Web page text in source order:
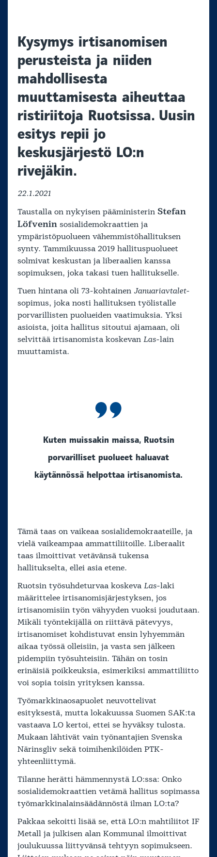
Kysymys irtisanomisen
perusteista ja niiden
mahdollisesta
muuttamisesta aiheuttaa
ristiriitoja Ruotsissa. Uusin
esitys repii jo
keskusjärjestö LO:n
rivejäkin.
22.1.2021
Taustalla on nykyisen pääministerin Stefan
Löfvenin sosialidemokraattien ja
ympäristöpuolueen vähemmistöhallituksen
synty. Tammikuussa 2019 hallituspuolueet
solmivat keskustan ja liberaalien kanssa
sopimuksen, joka takasi tuen hallitukselle.
Tuen hintana oli 73-kohtainen Januariavtalet-
sopimus, joka nosti hallituksen työlistalle
porvarillisten puolueiden vaatimuksia. Yksi
asioista, joita hallitus sitoutui ajamaan, oli
selvittää irtisanomista koskevan Las-lain
muuttamista.
Kuten muissakin maissa, Ruotsin
porvarilliset puolueet haluavat
käytännössä helpottaa irtisanomista.
Tämä taas on vaikeaa sosialidemokraateille, ja
vielä vaikeampaa ammattiliitoille. Liberaalit
taas ilmoittivat vetävänsä tukensa
hallitukselta, ellei asia etene.
Ruotsin työsuhdeturvaa koskeva Las-laki
määrittelee irtisanomisjärjestyksen, jos
irtisanomisiin työn vähyyden vuoksi joudutaan.
Mikäli työntekijällä on riittävä pätevyys,
irtisanomiset kohdistuvat ensin lyhyemmän
aikaa työssä olleisiin, ja vasta sen jälkeen
pidempiin työsuhteisiin. Tähän on tosin
erinäisiä poikkeuksia, esimerkiksi ammattiliitto
voi sopia toisin yrityksen kanssa.
Työmarkkinaosapuolet neuvottelivat
esityksestä, mutta lokakuussa Suomen SAK:ta
vastaava LO kertoi, ettei se hyväksy tulosta.
Mukaan lähtivät vain työnantajien Svenska
Närinsgliv sekä toimihenkilöiden PTK-
yhteenliittymä.
Tilanne herätti hämmennystä LO:ssa: Onko
sosialidemokraattien vetämä hallitus sopimassa
työmarkkinalainsäädännöstä ilman LO:ta?
Pakkaa sekoitti lisää se, että LO:n mahtiliitot IF
Metall ja julkisen alan Kommunal ilmoittivat
joulukuussa liittyvänsä tehtyyn sopimukseen.